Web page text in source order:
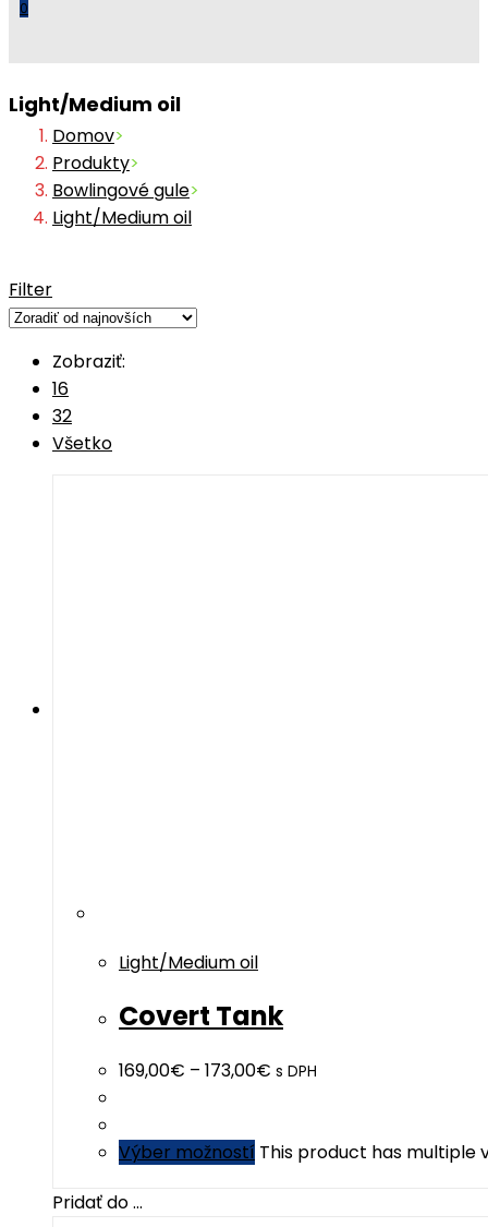
0
Light/Medium oil
Domov>
Produkty>
Bowlingové gule>
Light/Medium oil
Filter
Zobraziť:
16
32
Všetko
Light/Medium oil
Covert Tank
169,00€ – 173,00€ s DPH
Výber možností This product has multiple
Pridať do ...